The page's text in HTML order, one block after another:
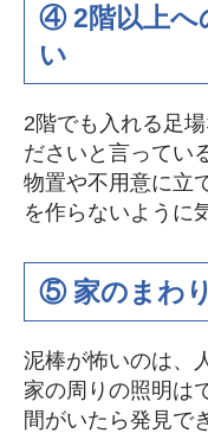
④ 2階以上へ
い
2階でも入れる足
ださいと言ってい
物置や不用意に立
を作らないように
⑤ 家のまわ
泥棒が怖いのは、
家の周りの照明は
間がいたら発見で